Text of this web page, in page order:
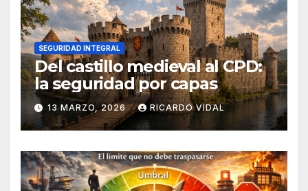
SEGURIDAD INTEGRAL
Del castillo medieval al CPD:
la seguridad por capas
13 MARZO, 2026 RICARDO VIDAL